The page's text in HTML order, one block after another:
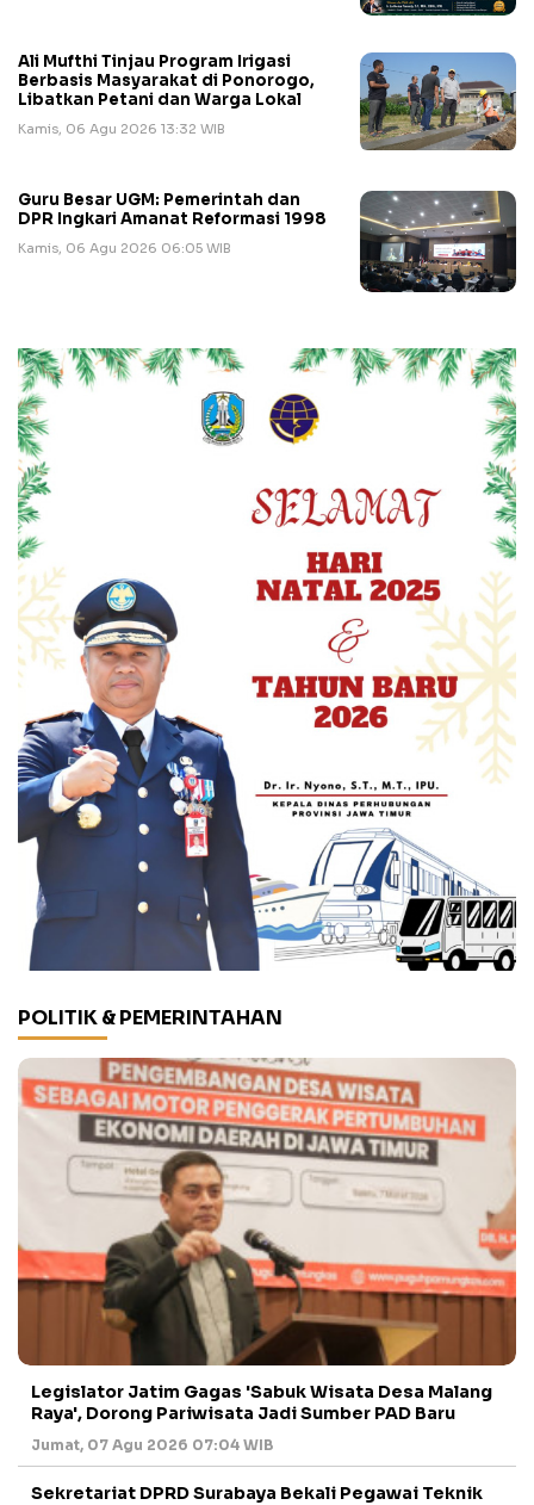
Ali Mufthi Tinjau Program Irigasi
Berbasis Masyarakat di Ponorogo,
Libatkan Petani dan Warga Lokal
Kamis, 06 Agu 2026 13:32 WIB
Guru Besar UGM: Pemerintah dan
DPR Ingkari Amanat Reformasi 1998
Kamis, 06 Agu 2026 06:05 WIB
POLITIK & PEMERINTAHAN
Legislator Jatim Gagas 'Sabuk Wisata Desa Malang
Raya', Dorong Pariwisata Jadi Sumber PAD Baru
Jumat, 07 Agu 2026 07:04 WIB
Sekretariat DPRD Surabaya Bekali Pegawai Teknik